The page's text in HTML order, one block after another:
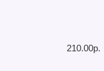
210.00р.